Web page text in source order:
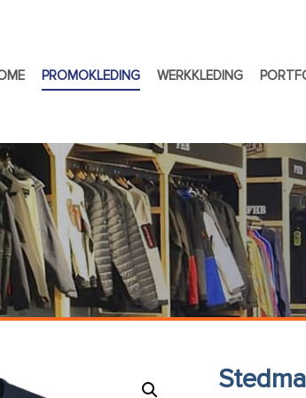
PROMOKLEDING WERKKLEDING